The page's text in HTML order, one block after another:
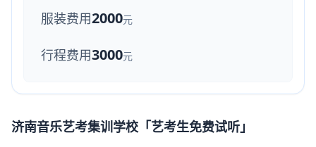
服装费用2000元
行程费用3000元
济南音乐艺考集训学校「艺考生免费试听」